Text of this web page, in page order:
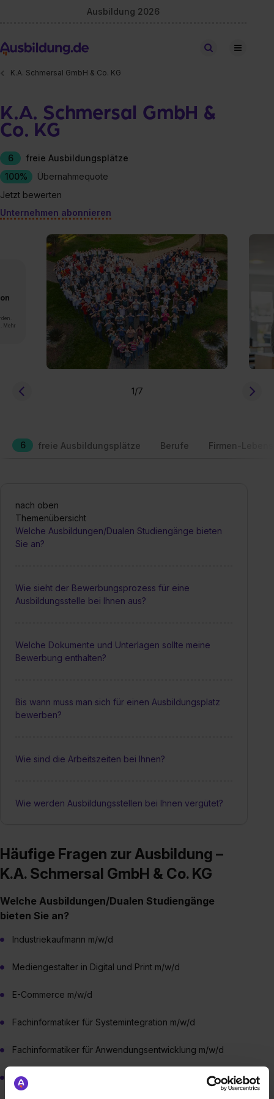
Ausbildung 2026
Stellen finden
K.A. Schmersal GmbH & Co. KG
K.A. Schmersal GmbH &
Co. KG
6
freie Ausbildungsplätze
100%
Übernahmequote
Jetzt bewerten
Unternehmen abonnieren
Mehr
1/7
6 freie Ausbildungsplätze Berufe Firmen-
nach oben
Themenübersicht
Welche Ausbildungen/Dualen Studiengänge bieten
Sie an?
Wie sieht der Bewerbungsprozess für eine
Ausbildungsstelle bei Ihnen aus?
Welche Dokumente und Unterlagen sollte meine
Bewerbung enthalten?
Bis wann muss man sich für einen Ausbildungsplatz
bewerben?
Wie sind die Arbeitszeiten bei Ihnen?
Wie werden Ausbildungsstellen bei Ihnen vergütet?
Häufige Fragen zur Ausbildung –
K.A. Schmersal GmbH & Co. KG
Welche Ausbildungen/Dualen Studiengänge
bieten Sie an?
Industriekaufmann m/w/d
Mediengestalter in Digital und Print m/w/d
E-Commerce m/w/d
Fachinformatiker für Systemintegration m/w/d
Fachinformatiker für Anwendungsentwicklung m/w/d
Werkzeugmechaniker Fachrichtung Formentechnik m/w/d